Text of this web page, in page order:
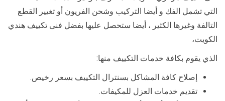
التي تشمل الفك و أيضا التركيب وشحن الفريون أو تغيير القطع
التالفة وغيرها الكثير ، أيضا ستحصل عليها بفضل فنى تكييف هندي
الكويت،
الذي يقوم بكافة خدمات التكييف منها:
إصلاح كافة المشاكل بسنترال التكييف بسعر رخيص.
تقديم خدمات العزل للمكيفات.